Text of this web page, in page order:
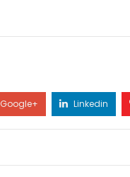
Google+ Linkedin